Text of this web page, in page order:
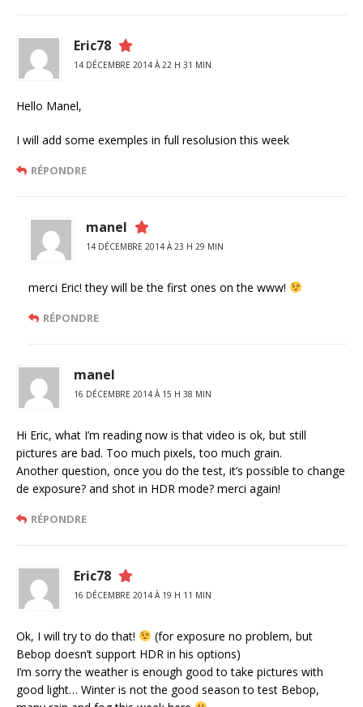
Eric78
14 DÉCEMBRE 2014 À 22 H 31 MIN
Hello Manel,
I will add some exemples in full resolusion this week
RÉPONDRE
manel
14 DÉCEMBRE 2014 À 23 H 29 MIN
merci Eric! they will be the first ones on the www!
RÉPONDRE
manel
16 DÉCEMBRE 2014 À 15 H 38 MIN
Hi Eric, what I’m reading now is that video is ok, but still
pictures are bad. Too much pixels, too much grain.
Another question, once you do the test, it’s possible to change
de exposure? and shot in HDR mode? merci again!
RÉPONDRE
Eric78
16 DÉCEMBRE 2014 À 19 H 11 MIN
Ok, I will try to do that!
(for exposure no problem, but
Bebop doesn’t support HDR in his options)
I’m sorry the weather is enough good to take pictures with
good light… Winter is not the good season to test Bebop,